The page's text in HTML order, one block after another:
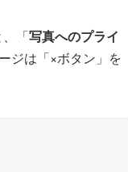
「写真へのプライ
ジは「×ボタン」を